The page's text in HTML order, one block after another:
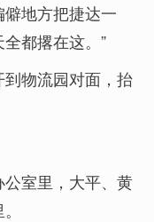
地方把捷达一
都撂在这。”
物流园对面，抬
室里，大平、黄